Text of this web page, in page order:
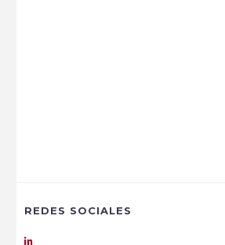
REDES SOCIALES